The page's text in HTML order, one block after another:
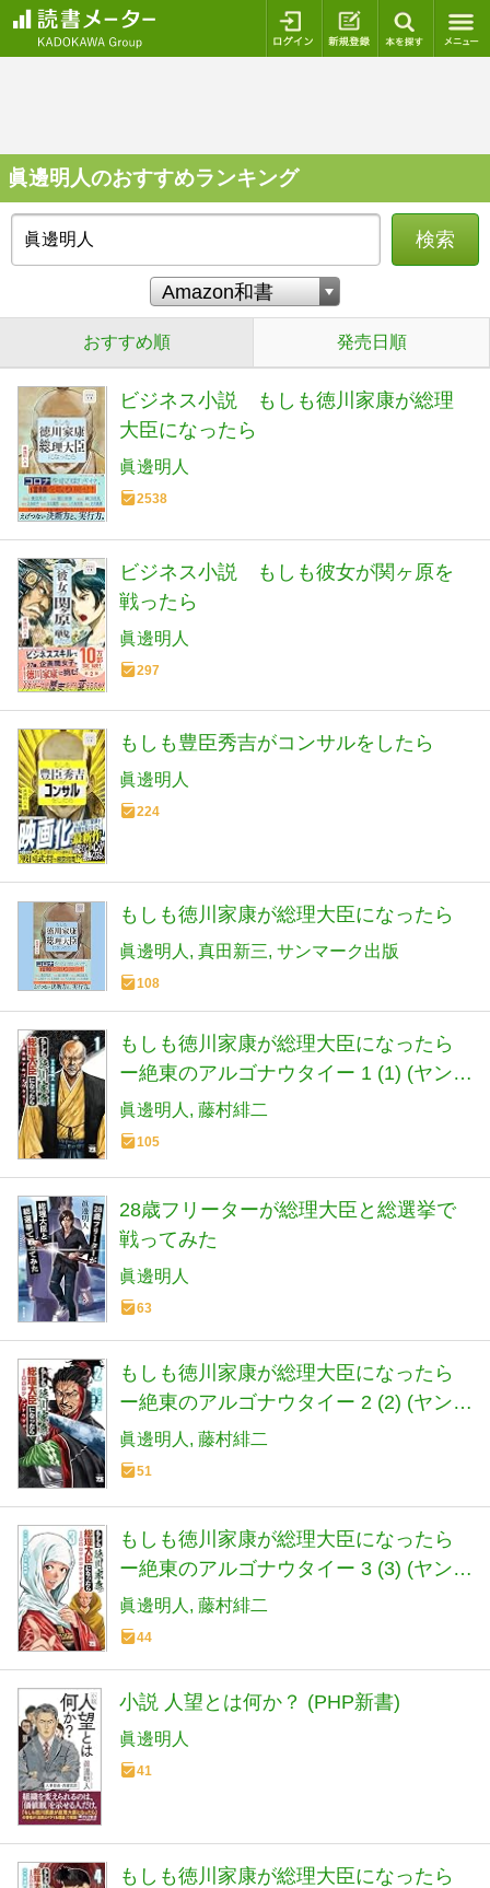
ログイン 新規登録
眞邊明人のおすすめランキング
検索
おすすめ順 発売日順
ビジネス小説 もしも徳川家康が総理
大臣になったら
眞邊明人
2538
ビジネス小説 もしも彼女が関ヶ原を
戦ったら
眞邊明人
297
もしも豊臣秀吉がコンサルをしたら
眞邊明人
224
もしも徳川家康が総理大臣になったら
眞邊明人 真田新三 サンマーク出版
108
もしも徳川家康が総理大臣になったら
ー絶東のアルゴナウタイー 1 (1) (ヤング
チャンピオンコミックス)
眞邊明人 藤村緋二
105
28歳フリーターが総理大臣と総選挙で
戦ってみた
眞邊明人
63
もしも徳川家康が総理大臣になったら
ー絶東のアルゴナウタイー 2 (2) (ヤング
チャンピオンコミックス)
眞邊明人 藤村緋二
51
もしも徳川家康が総理大臣になったら
ー絶東のアルゴナウタイー 3 (3) (ヤング
チャンピオンコミックス)
眞邊明人 藤村緋二
44
小説 人望とは何か？ (PHP新書)
眞邊明人
41
もしも徳川家康が総理大臣になったら